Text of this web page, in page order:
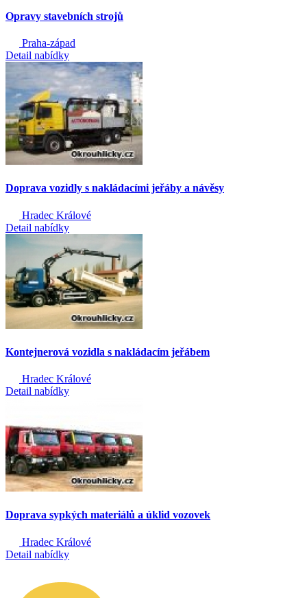
Opravy stavebních strojů
Praha-západ
Detail nabídky
Doprava vozidly s nakládacími jeřáby a návěsy
Hradec Králové
Detail nabídky
Kontejnerová vozidla s nakládacím jeřábem
Hradec Králové
Detail nabídky
Doprava sypkých materiálů a úklid vozovek
Hradec Králové
Detail nabídky